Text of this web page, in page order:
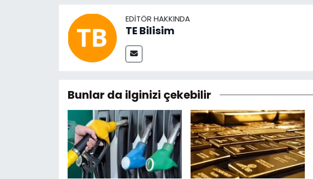
EDITÖR HAKKINDA
TE Bilisim
Bunlar da ilginizi çekebilir